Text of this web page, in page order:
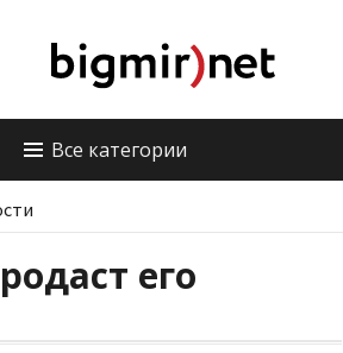
Все категории
его